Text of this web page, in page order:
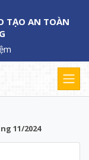
TẠO AN TOÀN
11/2024